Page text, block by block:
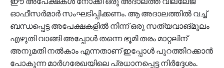
ഓഫീസർമാർ സംഘടിപ്പിക്കണം. ആ അദാലത്തിൽ വച്ച്
ബന്ധപ്പെട്ട അപേക്ഷകളിൽ നിന്ന് ഒരു സത്യവാങ്മൂലം
എഴുതി വാങ്ങി അപ്പോൾ തന്നെ ഭൂമി തരം മാറ്റലിന്
അനുമതി നൽകാം എന്നതാണ് ഇപ്പോൾ പുറത്തിറക്കാൻ
പോകുന്ന മാർഗരേഖയിലെ പ്രധാനപ്പെട്ട നിർദ്ദേശം.